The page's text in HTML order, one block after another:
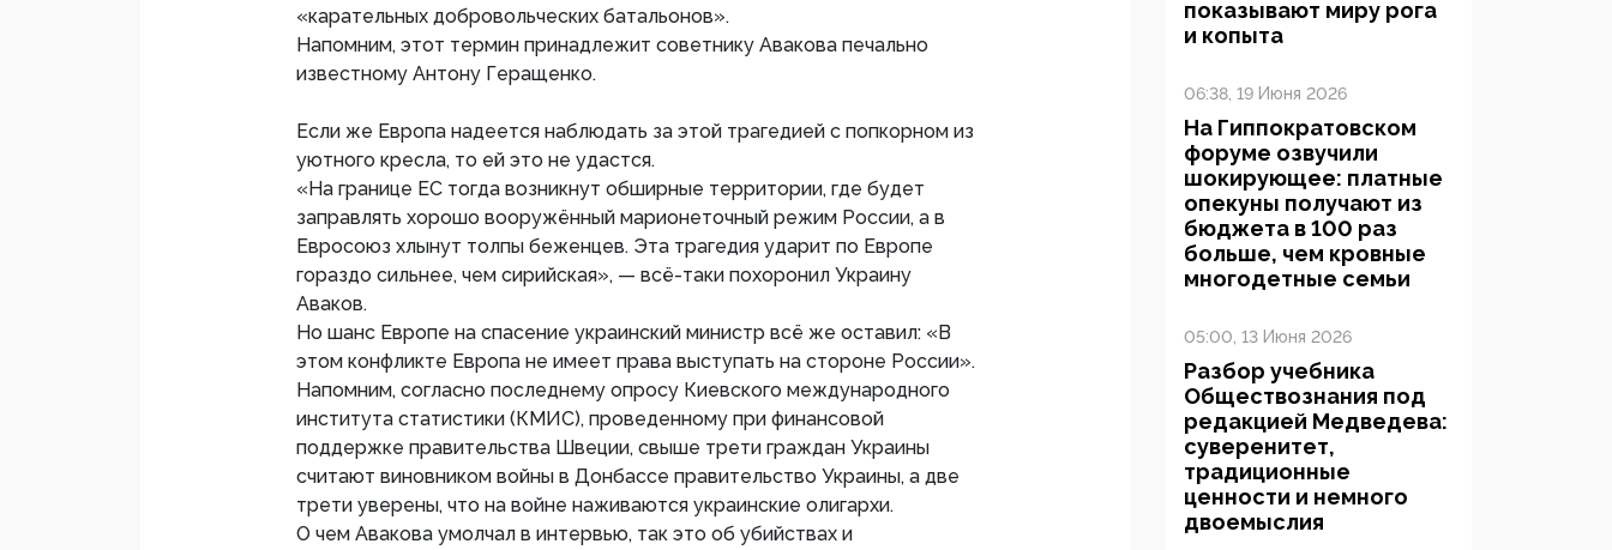
«карательных добровольческих батальонов».
Напомним, этот термин принадлежит советнику Авакова печально
известному Антону Геращенко.
Если же Европа надеется наблюдать за этой трагедией с попкорном из
уютного кресла, то ей это не удастся.
«На границе ЕС тогда возникнут обширные территории, где будет
заправлять хорошо вооружённый марионеточный режим России, а в
Евросоюз хлынут толпы беженцев. Эта трагедия ударит по Европе
гораздо сильнее, чем сирийская», — всё-таки похоронил Украину
Аваков.
Но шанс Европе на спасение украинский министр всё же оставил: «В
этом конфликте Европа не имеет права выступать на стороне России».
Напомним, согласно последнему опросу Киевского международного
института статистики (КМИС), проведенному при финансовой
поддержке правительства Швеции, свыше трети граждан Украины
считают виновником войны в Донбассе правительство Украины, а две
трети уверены, что на войне наживаются украинские олигархи.
О чем Авакова умолчал в интервью, так это об убийствах и
показывают миру рога
и копыта
06:38, 19 Июня 2026
На Гиппократовском
форуме озвучили
шокирующее: платные
опекуны получают из
бюджета в 100 раз
больше, чем кровные
многодетные семьи
05:00, 13 Июня 2026
Разбор учебника
Обществознания под
редакцией Медведева:
суверенитет,
традиционные
ценности и немного
двоемыслия